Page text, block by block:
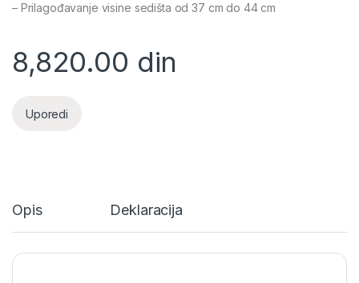
– Prilagođavanje visine sedišta od 37 cm do 44 cm
8,820.00 din
Uporedi
Opis Deklaracija